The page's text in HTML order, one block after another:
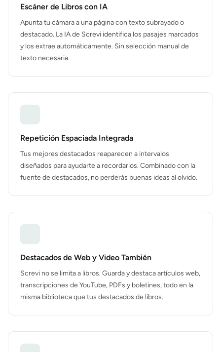
Escáner de Libros con IA
Apunta tu cámara a una página con texto subrayado o
destacado. La IA de Screvi identifica los pasajes marcados
y los extrae automáticamente. Sin selección manual de
texto necesaria.
Repetición Espaciada Integrada
Tus mejores destacados reaparecen a intervalos
diseñados para ayudarte a recordarlos. Combinado con la
fuente de destacados, no perderás buenas ideas al olvido.
Destacados de Web y Video También
Screvi no se limita a libros. Guarda y destaca artículos web,
transcripciones de YouTube, PDFs y boletines, todo en la
misma biblioteca que tus destacados de libros.